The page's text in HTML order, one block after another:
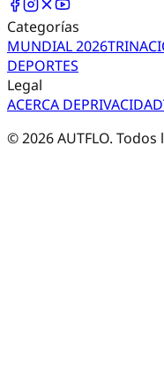
Categorías
MUNDIAL 2026TRI
DEPORTES
Legal
ACERCA DEPRIVACIDAD
©2026AUTFLO.